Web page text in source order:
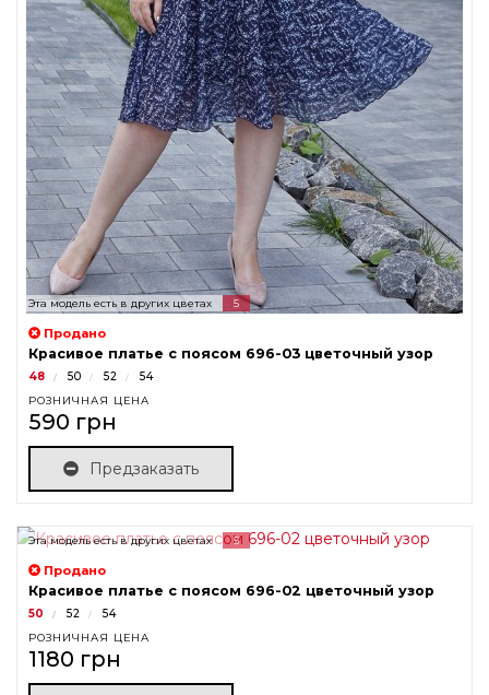
Эта модель есть в других цветах 5
Продано
Красивое платье с поясом 696-03 цветочный узор
48 50 52 54
РОЗНИЧНАЯ ЦЕНА
590 грн
Предзаказать
Эта модель есть в других цветах 5
Продано
Красивое платье с поясом 696-02 цветочный узор
50 52 54
РОЗНИЧНАЯ ЦЕНА
1180 грн